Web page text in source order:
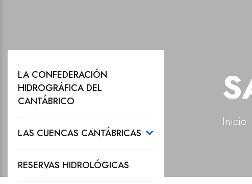
Inicio
LA CONFEDERACIÓN
HIDROGRÁFICA DEL
CANTÁBRICO
LAS CUENCAS CANTÁBRICAS
RESERVAS HIDROLÓGICAS